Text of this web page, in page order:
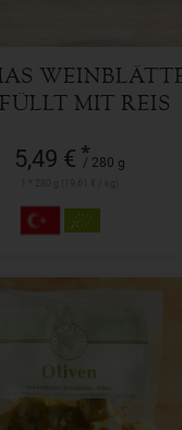
MIT REIS
5,49 € *
/ 280 g